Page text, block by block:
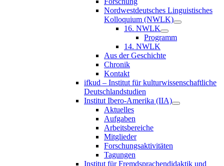
Nordwestdeutsches Linguistisches
Kolloquium (NWLK)
16. NWLK
Programm
14. NWLK
Aus der Geschichte
Chronik
Kontakt
ifkud – Institut für kulturwissenschaftliche
Deutschlandstudien
Institut Ibero-Amerika (IIA)
Aktuelles
Aufgaben
Arbeitsbereiche
Mitglieder
Forschungsaktivitäten
Tagungen
Institut für Fremdsprachendidaktik und